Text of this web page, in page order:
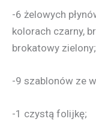
-6 żelowych
kolorach czarny,
brokatowy zielony;
-9 szablonów ze
-1 czystą folijkę;